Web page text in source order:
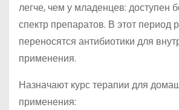
легче, чем у младенцев: доступен
спектр препаратов. В этот период
переносятся антибиотики для
применения.
Назначают курс терапии для
применения: